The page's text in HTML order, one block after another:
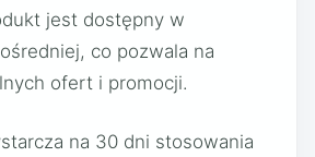
jest dostępny w
co pozwala na
ofert i promocji.
na 30 dni stosowania